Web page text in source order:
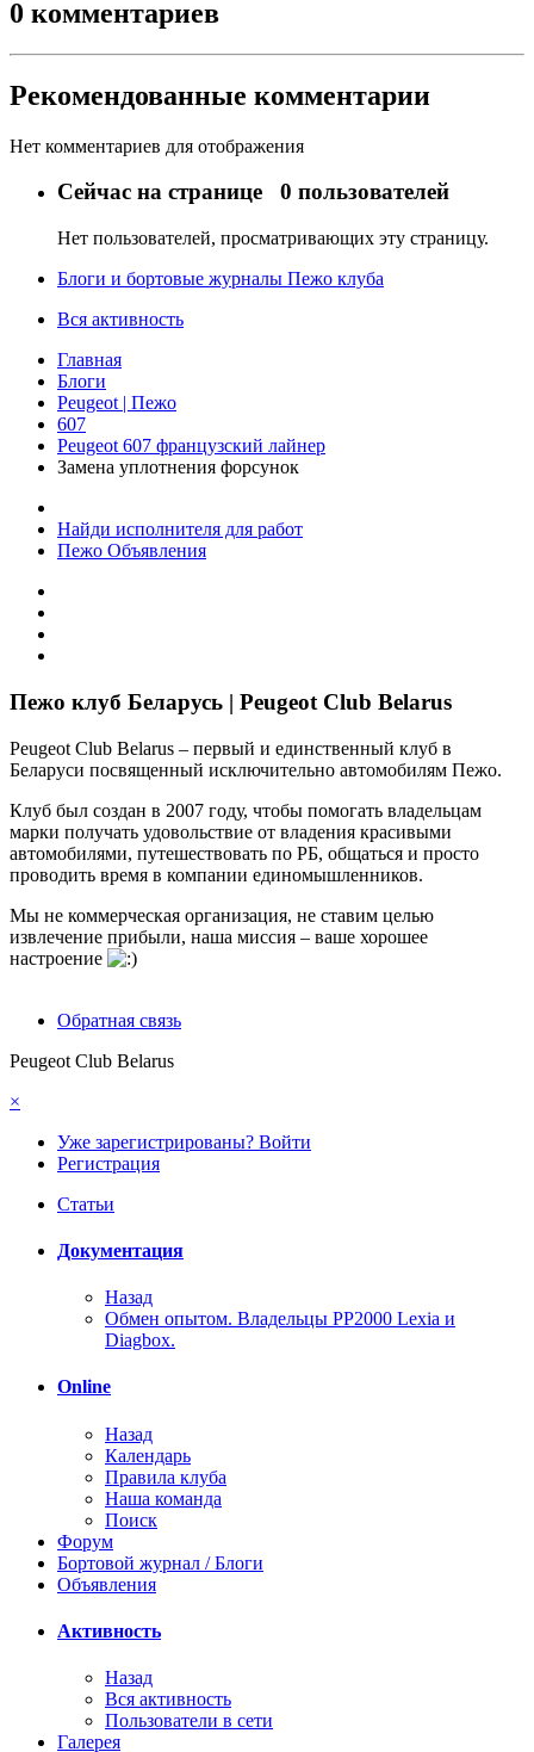
0 комментариев
Рекомендованные комментарии
Нет комментариев для отображения
Сейчас на странице 0 пользователей
Нет пользователей, просматривающих эту страницу.
Блоги и бортовые журналы Пежо клуба
Вся активность
Главная
Блоги
Peugeot | Пежо
607
Peugeot 607 французский лайнер
Замена уплотнения форсунок
Найди исполнителя для работ
Пежо Объявления
Пежо клуб Беларусь | Peugeot Club Belarus
Peugeot Club Belarus – первый и единственный клуб в
Беларуси посвященный исключительно автомобилям Пежо.
Клуб был создан в 2007 году, чтобы помогать владельцам
марки получать удовольствие от владения красивыми
автомобилями, путешествовать по РБ, общаться и просто
проводить время в компании единомышленников.
Мы не коммерческая организация, не ставим целью
извлечение прибыли, наша миссия – ваше хорошее
настроение
Обратная связь
Peugeot Club Belarus
×
Уже зарегистрированы? Войти
Регистрация
Статьи
Документация
Назад
Обмен опытом. Владельцы PP2000 Lexia и
Diagbox.
Online
Назад
Календарь
Правила клуба
Наша команда
Поиск
Форум
Бортовой журнал / Блоги
Объявления
Активность
Назад
Вся активность
Пользователи в сети
Галерея